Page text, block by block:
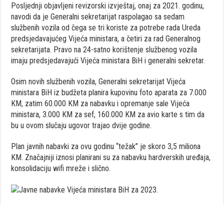
Posljednji objavljeni revizorski izvještaj, onaj za 2021. godinu,
navodi da je Generalni sekretarijat raspolagao sa sedam
službenih vozila od čega se tri koriste za potrebe rada Ureda
predsjedavajućeg Vijeća ministara, a četiri za rad Generalnog
sekretarijata. Pravo na 24-satno korištenje službenog vozila
imaju predsjedavajući Vijeća ministara BiH i generalni sekretar.
Osim novih službenih vozila, Generalni sekretarijat Vijeća
ministara BiH iz budžeta planira kupovinu foto aparata za 7.000
KM, zatim 60.000 KM za nabavku i opremanje sale Vijeća
ministara, 3.000 KM za sef, 160.000 KM za avio karte s tim da
bu u ovom slučaju ugovor trajao dvije godine.
Plan javnih nabavki za ovu godinu “težak” je skoro 3,5 miliona
KM. Značajniji iznosi planirani su za nabavku hardverskih uređaja,
konsolidaciju wifi mreže i slično.